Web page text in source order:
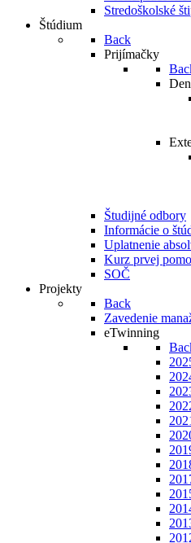
Stredoškolské
Štúdium
Back
Prijímačky
Študijné odbory
Informácie o
Uplatnenie
Kurz prvej
SOČ
Projekty
Back
Zavedenie
eTwinning